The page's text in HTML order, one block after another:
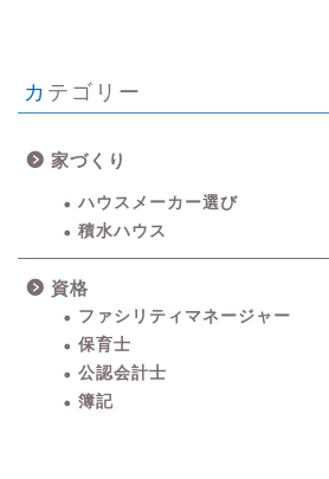
カテゴリー
家づくり
ハウスメーカー選び
積水ハウス
資格
ファシリティマネージャー
保育士
公認会計士
簿記